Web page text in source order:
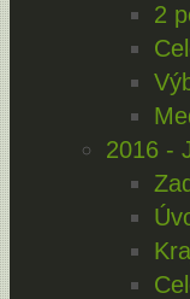
2
2016 -